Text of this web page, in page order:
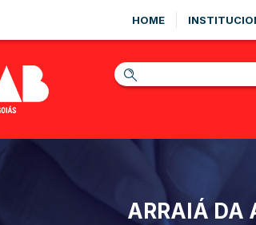
HOME
ARRAIÁ DA